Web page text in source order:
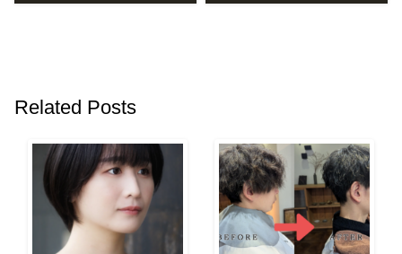
Related Posts